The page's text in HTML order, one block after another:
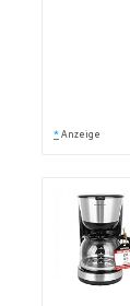
* Anzeige